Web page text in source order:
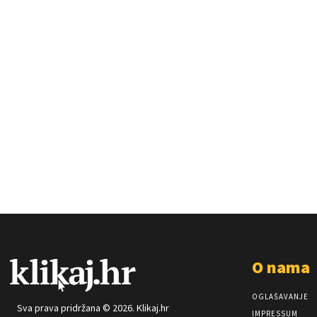
Sva prava pridržana © 2026. Klikaj.hr
O nama
OGLAŠAVANJE
IMPRESSUM